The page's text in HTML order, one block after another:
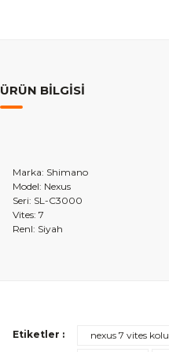
ÜRÜN BILGISI
Marka: Shimano
Model: Nexus
Seri: SL-C3000
Vites: 7
Renl: Siyah
Etiketler : nexus 7 vites kolu